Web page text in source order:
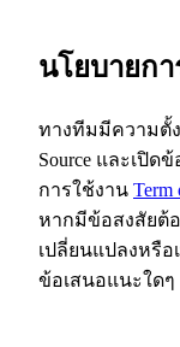
นโยบายก
ทางทีมมีความตั้
Source และเปิด
การใช้งาน Term
หากมีข้อสงสัยต้
เปลี่ยนแปลงหรื
ข้อเสนอแนะใด